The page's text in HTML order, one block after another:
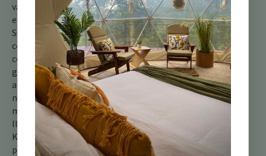
valioso añadido a los
ecosistemas de montaña.
Su dulce canto y su papel
como insectívoro
contribuyen a la salud
general del bosque. Para
aquellos que visitan
nuestro refugio de
montaña, estar atentos al
llamado “whip-Tom-
Kelly” y escudriñar
pacientemente el follaje